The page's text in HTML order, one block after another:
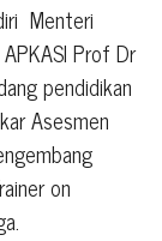
Menteri
Prof Dr
pendidikan
Asesmen
on